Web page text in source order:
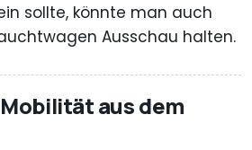
sollte, könnte man auch
Ausschau halten.
aus dem